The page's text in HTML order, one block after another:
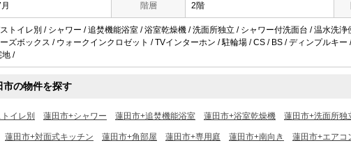
階層 2階
トイレ別 / シャワー / 追焚機能浴室 / 浴室乾燥機 / 洗面所独立 / シャワー付洗面台 / 温水洗
ーズボックス / ウォークインクロゼット / TVインターホン / 駐輪場 / CS / BS / ディンプルキ
地 /
市の物件を探す
イレ別 蓮田市+シャワー 蓮田市+追焚機能浴室 蓮田市+浴室乾燥機 蓮田市+洗面所独
蓮田市+対面式キッチン 蓮田市+角部屋 蓮田市+専用庭 蓮田市+南向き 蓮田市+エアコ